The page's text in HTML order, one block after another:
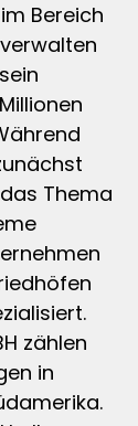
Bereich
Thema
zählen
in